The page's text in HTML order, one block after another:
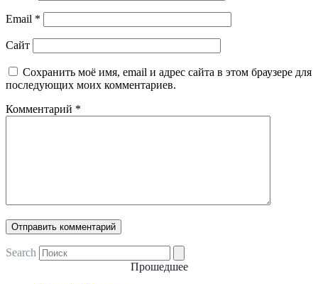
Email *
Сайт
Сохранить моё имя, email и адрес сайта в этом браузере для
последующих моих комментариев.
Комментарий *
Search
Прошедшее